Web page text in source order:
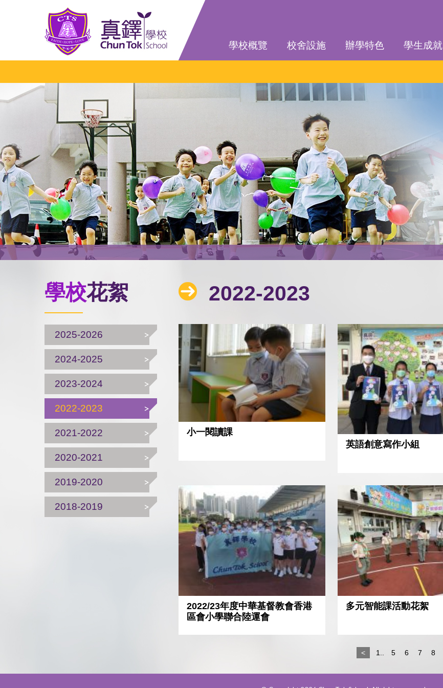
學校概覽 校舍設施 辦學特色 學生成就
學校花絮
2025-2026
2024-2025
2023-2024
2022-2023
2021-2022
2020-2021
2019-2020
2018-2019
2022-2023
小一閱讀課
英語創意寫作小組
2022/23年度中華基督教會香港
區會小學聯合陸運會
多元智能課活動花絮
< 1.. 5 6 7 8